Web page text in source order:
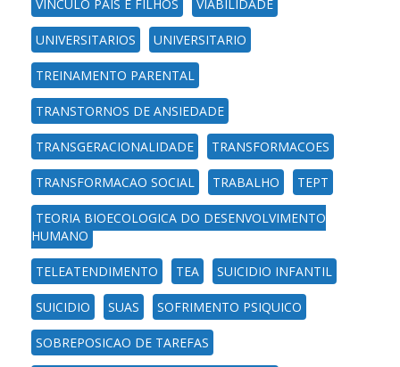
VINCULO PAIS E FILHOS VIABILIDADE
UNIVERSITARIOS UNIVERSITARIO
TREINAMENTO PARENTAL
TRANSTORNOS DE ANSIEDADE
TRANSGERACIONALIDADE TRANSFORMACOES
TRANSFORMACAO SOCIAL TRABALHO TEPT
TEORIA BIOECOLOGICA DO DESENVOLVIMENTO
HUMANO
TELEATENDIMENTO TEA SUICIDIO INFANTIL
SUICIDIO SUAS SOFRIMENTO PSIQUICO
SOBREPOSICAO DE TAREFAS